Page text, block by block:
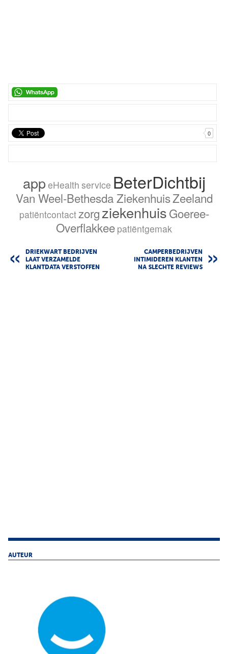
0
app eHealth service BeterDichtbij
Van Weel-Bethesda ZiekenhuisZeeland
patiëntcontactzorgziekenhuisGoeree-
Overflakkee patiëntgemak
DRIEKWART BEDRIJVEN
LAAT VERZAMELDE
KLANTDATA VERSTOFFEN
CAMPERBEDRIJVEN
INTIMIDEREN KLANTEN
NA SLECHTE REVIEWS
AUTEUR